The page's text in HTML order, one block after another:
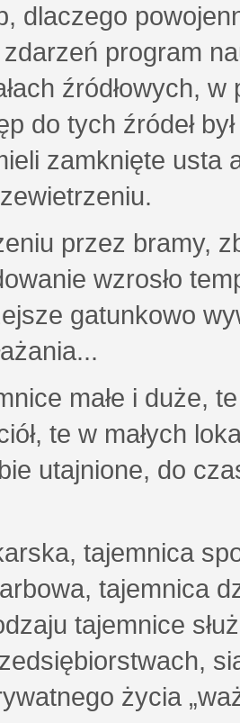
dlaczego
program
źródłowych,
do tych źródeł
zamknięte usta
przez bramy,
wzrosło
gatunkowo
małe i duże,
te w małych
utajnione, do
tajemnica
tajemnica
tajemnice
życia